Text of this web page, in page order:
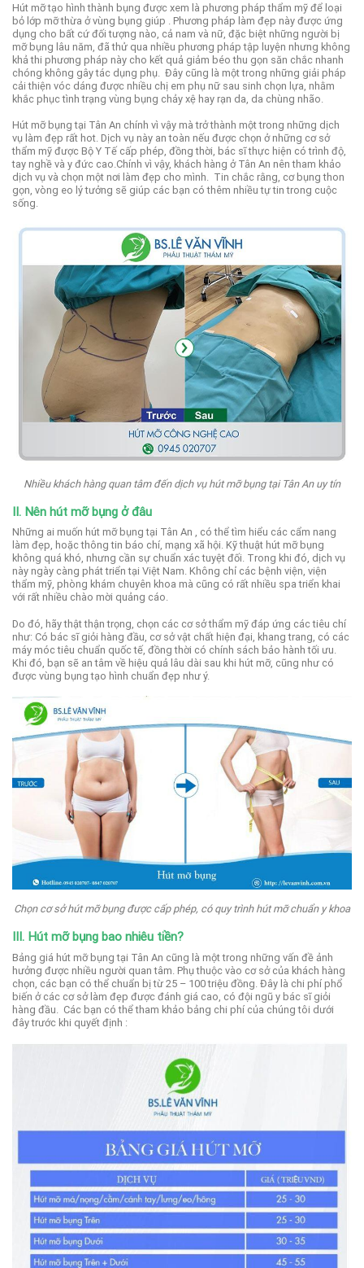
Hút mỡ tạo hình thành bụng được xem là phương pháp thẩm mỹ để loại
bỏ lớp mỡ thừa ở vùng bụng giúp . Phương pháp làm đẹp này được ứng
dụng cho bất cứ đối tượng nào, cả nam và nữ, đặc biệt những người bị
mỡ bụng lâu năm, đã thử qua nhiều phương pháp tập luyện nhưng không
khả thi phương pháp này cho kết quả giảm béo thu gọn săn chắc nhanh
chóng không gây tác dụng phụ. Đây cũng là một trong những giải pháp
cải thiện vóc dáng được nhiều chị em phụ nữ sau sinh chọn lựa, nhằm
khắc phục tình trạng vùng bụng chảy xệ hay rạn da, da chùng nhão.
Hút mỡ bụng tại Tân An chính vì vậy mà trở thành một trong những dịch
vụ làm đẹp rất hot. Dịch vụ này an toàn nếu được chọn ở những cơ sở
thẩm mỹ được Bộ Y Tế cấp phép, đồng thời, bác sĩ thực hiện có trình độ,
tay nghề và y đức cao.Chính vì vậy, khách hàng ở Tân An nên tham khảo
dịch vụ và chọn một nơi làm đẹp cho mình. Tin chắc rằng, cơ bụng thon
gọn, vòng eo lý tưởng sẽ giúp các bạn có thêm nhiều tự tin trong cuộc
sống.
Nhiều khách hàng quan tâm đến dịch vụ hút mỡ bụng tại Tân An uy tín
II. Nên hút mỡ bụng ở đâu
Những ai muốn hút mỡ bụng tại Tân An , có thể tìm hiểu các cẩm nang
làm đẹp, hoặc thông tin báo chí, mạng xã hội. Kỹ thuật hút mỡ bụng
không quá khó, nhưng cần sự chuẩn xác tuyệt đối. Trong khi đó, dịch vụ
này ngày càng phát triển tại Việt Nam. Không chỉ các bệnh viện, viện
thẩm mỹ, phòng khám chuyên khoa mà cũng có rất nhiều spa triển khai
với rất nhiều chào mời quảng cáo.
Do đó, hãy thật thận trọng, chọn các cơ sở thẩm mỹ đáp ứng các tiêu chí
như: Có bác sĩ giỏi hàng đầu, cơ sở vật chất hiện đại, khang trang, có các
máy móc tiêu chuẩn quốc tế, đồng thời có chính sách bảo hành tối ưu.
Khi đó, bạn sẽ an tâm về hiệu quả lâu dài sau khi hút mỡ, cũng như có
được vùng bụng tạo hình chuẩn đẹp như ý.
Chọn cơ sở hút mỡ bụng được cấp phép, có quy trình hút mỡ chuẩn y khoa
III. Hút mỡ bụng bao nhiêu tiền?
Bảng giá hút mỡ bụng tại Tân An cũng là một trong những vấn đề ảnh
hưởng được nhiều người quan tâm. Phụ thuộc vào cơ sở của khách hàng
chọn, các bạn có thể chuẩn bị từ 25 – 100 triệu đồng. Đây là chi phí phổ
biến ở các cơ sở làm đẹp được đánh giá cao, có đội ngũ y bác sĩ giỏi
hàng đầu. Các bạn có thể tham khảo bảng chi phí của chúng tôi dưới
đây trước khi quyết định :